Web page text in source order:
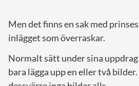
Men det finns en sak med
inlägget som överraskar.
Normalt sätt under sina
bara lägga upp en eller två